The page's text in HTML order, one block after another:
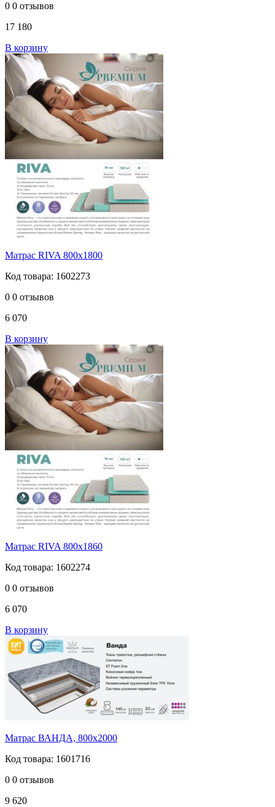
0 0 отзывов
17 180
В корзину
Матрас RIVA 800х1800
Код товара: 1602273
0 0 отзывов
6 070
В корзину
Матрас RIVA 800х1860
Код товара: 1602274
0 0 отзывов
6 070
В корзину
Матрас ВАНДА, 800х2000
Код товара: 1601716
0 0 отзывов
9 620